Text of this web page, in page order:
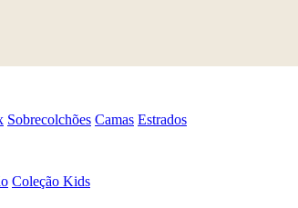
Sobrecolchões Camas Estrados
Coleção Kids